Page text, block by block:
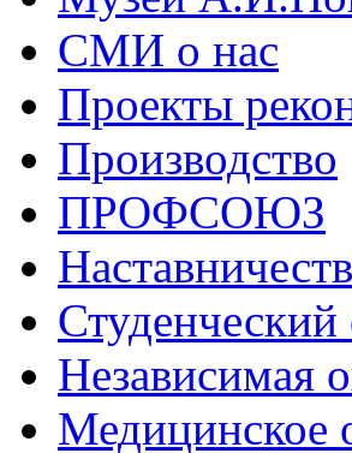
СМИ о нас
Проекты
Производство
ПРОФСОЮЗ
Независимая
Медицинское